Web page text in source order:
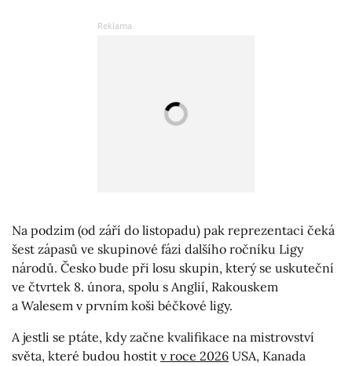
Na podzim (od září do listopadu) pak reprezentaci čeká
šest zápasů ve skupinové fázi dalšího ročníku Ligy
národů. Česko bude při losu skupin, který se uskuteční
ve čtvrtek 8. února, spolu s Anglií, Rakouskem
a Walesem v prvním koši béčkové ligy.
A jestli se ptáte, kdy začne kvalifikace na mistrovství
světa, které budou hostit v roce 2026 USA, Kanada